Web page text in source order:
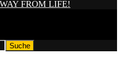
FROM LIFE!